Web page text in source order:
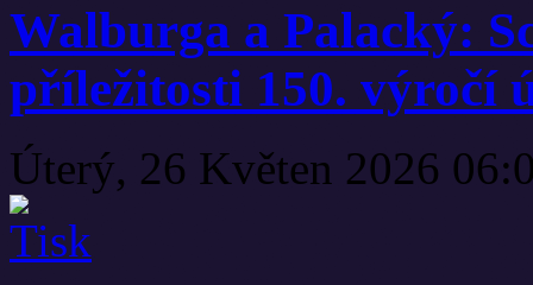
Walburga a Palacký:
příležitosti 150. výročí
Úterý, 26 Květen 2026